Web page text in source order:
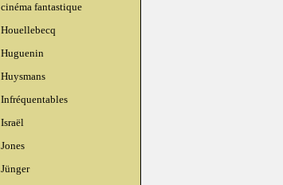
cinéma fantastique
Houellebecq
Huguenin
Huysmans
Infréquentables
Israël
Jones
Jünger